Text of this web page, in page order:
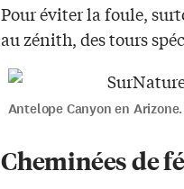
Pour éviter la foule,
au zénith, des tours
Antelope Canyon en
Cheminées de